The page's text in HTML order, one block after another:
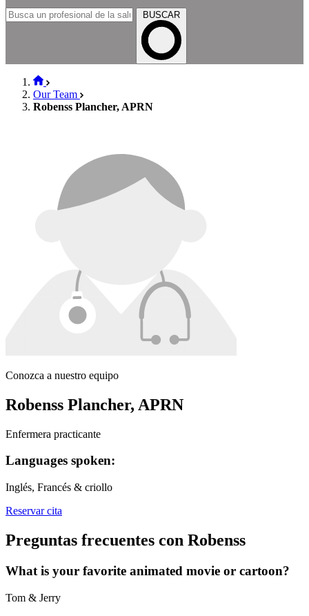
BUSCAR
Our Team
Robenss Plancher, APRN
Conozca a nuestro equipo
Robenss Plancher, APRN
Enfermera practicante
Languages spoken:
Inglés, Francés & criollo
Reservar cita
Preguntas frecuentes con Robenss
What is your favorite animated movie or cartoon?
Tom & Jerry